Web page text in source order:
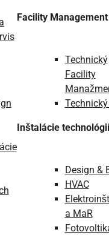
Facility Management
Technický
Facility
Inštalácie technológií
Design &
HVAC
a MaR